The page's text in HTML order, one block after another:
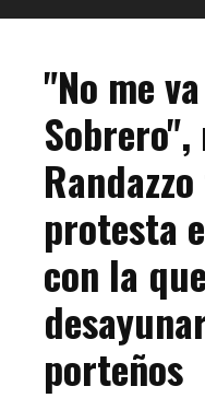
"No me
protesta
con la
porteños